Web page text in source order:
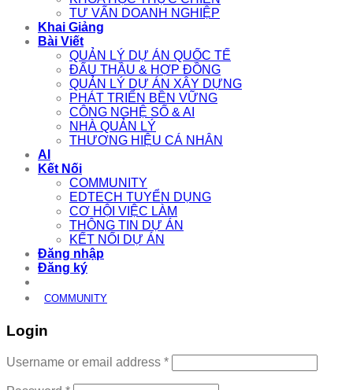
TƯ VẤN DOANH NGHIỆP
Khai Giảng
Bài Viết
QUẢN LÝ DỰ ÁN QUỐC TẾ
ĐẤU THẦU & HỢP ĐỒNG
QUẢN LÝ DỰ ÁN XÂY DỰNG
PHÁT TRIỂN BỀN VỮNG
CÔNG NGHỆ SỐ & AI
NHÀ QUẢN LÝ
THƯƠNG HIỆU CÁ NHÂN
AI
Kết Nối
COMMUNITY
EDTECH TUYỂN DỤNG
CƠ HỘI VIỆC LÀM
THÔNG TIN DỰ ÁN
KẾT NỐI DỰ ÁN
Đăng nhập
Đăng ký
COMMUNITY
Login
Username or email address *Required